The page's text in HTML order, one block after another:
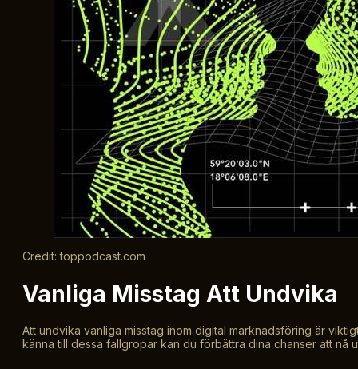
Credit: toppodcast.com
Vanliga Misstag Att Undvika
Att undvika vanliga misstag inom digital marknadsföring är
känna till dessa fallgropar kan du förbättra dina chanser att nå